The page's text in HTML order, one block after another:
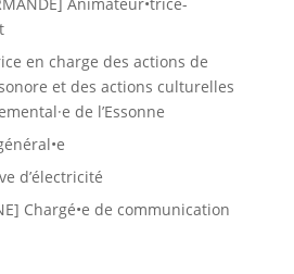
en charge des actions de
et des actions culturelles
de l’Essonne
d’électricité
Chargé•e de communication